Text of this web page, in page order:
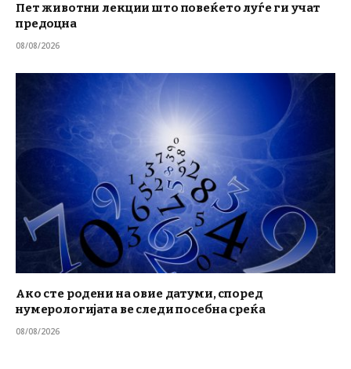
Пет животни лекции што повеќето луѓе ги учат
предоцна
08/08/2026
Ако сте родени на овие датуми, според
нумерологијата ве следи посебна среќа
08/08/2026